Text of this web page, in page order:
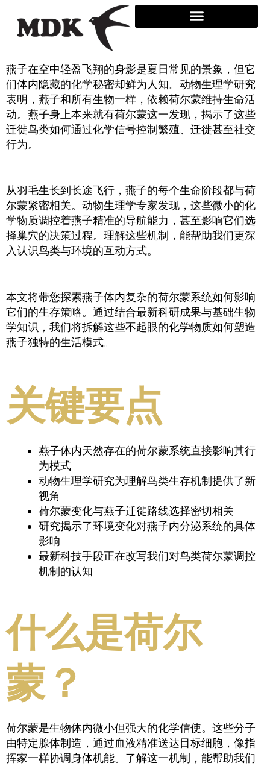
content
燕子在空中轻盈飞翔的身影是夏日常见的景象，但它
们体内隐藏的化学秘密却鲜为人知。动物生理学研究
表明，燕子和所有生物一样，依赖荷尔蒙维持生命活
动。燕子身上本来就有荷尔蒙这一发现，揭示了这些
迁徙鸟类如何通过化学信号控制繁殖、迁徙甚至社交
行为。
从羽毛生长到长途飞行，燕子的每个生命阶段都与荷
尔蒙紧密相关。动物生理学专家发现，这些微小的化
学物质调控着燕子精准的导航能力，甚至影响它们选
择巢穴的决策过程。理解这些机制，能帮助我们更深
入认识鸟类与环境的互动方式。
本文将带您探索燕子体内复杂的荷尔蒙系统如何影响
它们的生存策略。通过结合最新科研成果与基础生物
学知识，我们将拆解这些不起眼的化学物质如何塑造
燕子独特的生活模式。
关键要点
燕子体内天然存在的荷尔蒙系统直接影响其行
为模式
动物生理学研究为理解鸟类生存机制提供了新
视角
荷尔蒙变化与燕子迁徙路线选择密切相关
研究揭示了环境变化对燕子内分泌系统的具体
影响
最新科技手段正在改写我们对鸟类荷尔蒙调控
机制的认知
什么是荷尔
蒙？
荷尔蒙是生物体内微小但强大的化学信使。这些分子
由特定腺体制造，通过血液精准送达目标细胞，像指
挥家一样协调身体机能。了解这一机制，能帮助我们